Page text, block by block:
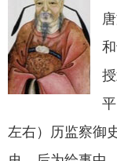
左右）历监察御